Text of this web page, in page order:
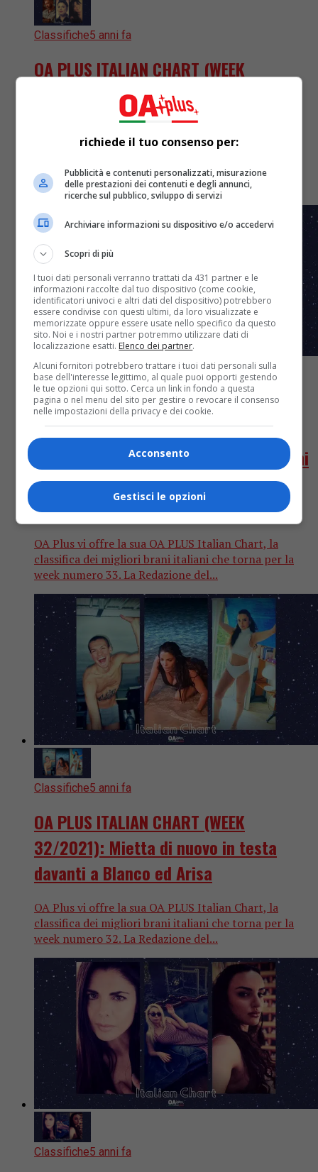
Classifiche5 anni fa
OA PLUS ITALIAN CHART (WEEK
34/2021): Mietta torna in vetta, sale
Buzzy Lao, entra Flo
OA Plus vi offre la sua OA PLUS Italian Chart, la
classifica dei migliori brani italiani che torna per la
week numero 34. La Redazione del...
Classifiche5 anni fa
OA PLUS ITALIAN CHART (WEEK
33/2021): salgono sul podio Massaroni
Pianoforti e Lorenzo Kruger, scende
Mietta
OA Plus vi offre la sua OA PLUS Italian Chart, la
classifica dei migliori brani italiani che torna per la
week numero 33. La Redazione del...
Classifiche5 anni fa
OA PLUS ITALIAN CHART (WEEK
32/2021): Mietta di nuovo in testa
davanti a Blanco ed Arisa
OA Plus vi offre la sua OA PLUS Italian Chart, la
classifica dei migliori brani italiani che torna per la
week numero 32. La Redazione del...
Classifiche5 anni fa
richiede il tuo consenso per:
Pubblicità e contenuti personalizzati, misurazione
delle prestazioni dei contenuti e degli annunci,
ricerche sul pubblico, sviluppo di servizi
Archiviare informazioni su dispositivo e/o accedervi
Scopri di più
I tuoi dati personali verranno trattati da 431 partner e le
informazioni raccolte dal tuo dispositivo (come cookie,
identificatori univoci e altri dati del dispositivo) potrebbero
essere condivise con questi ultimi, da loro visualizzate e
memorizzate oppure essere usate nello specifico da questo
sito. Noi e i nostri partner potremmo utilizzare dati di
localizzazione esatti. Elenco dei partner.
Alcuni fornitori potrebbero trattare i tuoi dati personali sulla
base dell'interesse legittimo, al quale puoi opporti gestendo
le tue opzioni qui sotto. Cerca un link in fondo a questa
pagina o nel menu del sito per gestire o revocare il consenso
nelle impostazioni della privacy e dei cookie.
Acconsento
Gestisci le opzioni